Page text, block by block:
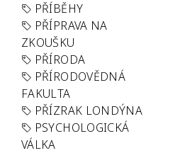
PŘÍBĚHY
PŘÍPRAVA NA
ZKOUŠKU
PŘÍRODA
PŘÍRODOVĚDNÁ
FAKULTA
PŘÍZRAK LONDÝNA
PSYCHOLOGICKÁ
VÁLKA